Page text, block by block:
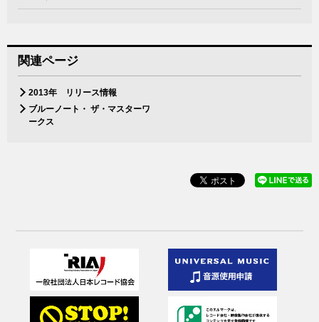
関連ページ
2013年 リリース情報
ブルーノート・ ザ・マスターワ
ークス